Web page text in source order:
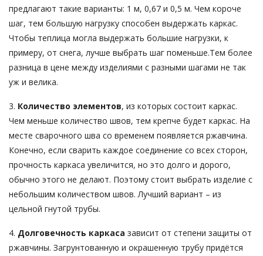
предлагают такие варианты: 1 м, 0,67 и 0,5 м. Чем короче
шаг, тем большую нагрузку способен выдержать каркас.
Чтобы теплица могла выдержать большие нагрузки, к
примеру, от снега, лучше выбрать шаг поменьше.Тем более
разница в цене между изделиями с разными шагами не так
уж и велика.
3. Количество элементов, из которых состоит каркас.
Чем меньше количество швов, тем крепче будет каркас. На
месте сварочного шва со временем появляется ржавчина.
Конечно, если сварить каждое соединение со всех сторон,
прочность каркаса увеличится, но это долго и дорого,
обычно этого не делают. Поэтому стоит выбрать изделие с
небольшим количеством швов. Лучший вариант – из
цельной гнутой трубы.
4. Долговечность каркаса зависит от степени защиты от
ржавчины. Загрунтованную и окрашенную трубу придётся